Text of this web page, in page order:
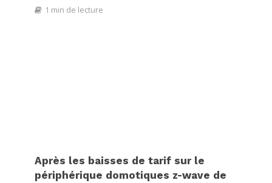
1 min de lecture
Après les baisses de tarif sur le
périphérique domotiques z-wave de